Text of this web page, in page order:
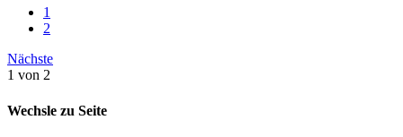
1
2
Nächste
1 von 2
Wechsle zu Seite